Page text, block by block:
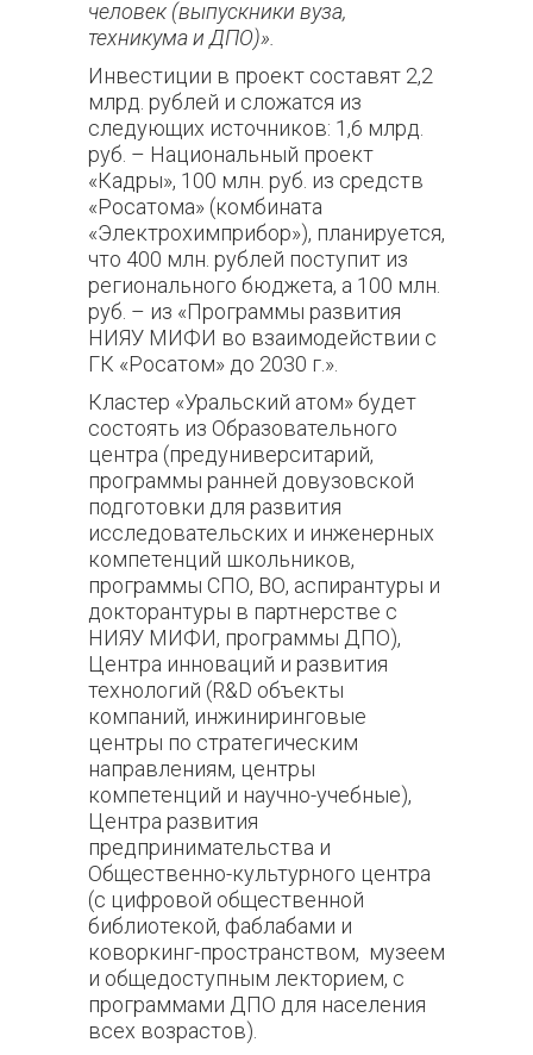
человек (выпускники вуза,
техникума и ДПО)».
Инвестиции в проект составят 2,2
млрд. рублей и сложатся из
следующих источников: 1,6 млрд.
руб. – Национальный проект
«Кадры», 100 млн. руб. из средств
«Росатома» (комбината
«Электрохимприбор»), планируется,
что 400 млн. рублей поступит из
регионального бюджета, а 100 млн.
руб. – из «Программы развития
НИЯУ МИФИ во взаимодействии с
ГК «Росатом» до 2030 г.».
Кластер «Уральский атом» будет
состоять из Образовательного
центра (предуниверситарий,
программы ранней довузовской
подготовки для развития
исследовательских и инженерных
компетенций школьников,
программы СПО, ВО, аспирантуры и
докторантуры в партнерстве с
НИЯУ МИФИ, программы ДПО),
Центра инноваций и развития
технологий (R&D объекты
компаний, инжиниринговые
центры по стратегическим
направлениям, центры
компетенций и научно-учебные),
Центра развития
предпринимательства и
Общественно-культурного центра
(с цифровой общественной
библиотекой, фаблабами и
коворкинг-пространством, музеем
и общедоступным лекторием, с
программами ДПО для населения
всех возрастов).